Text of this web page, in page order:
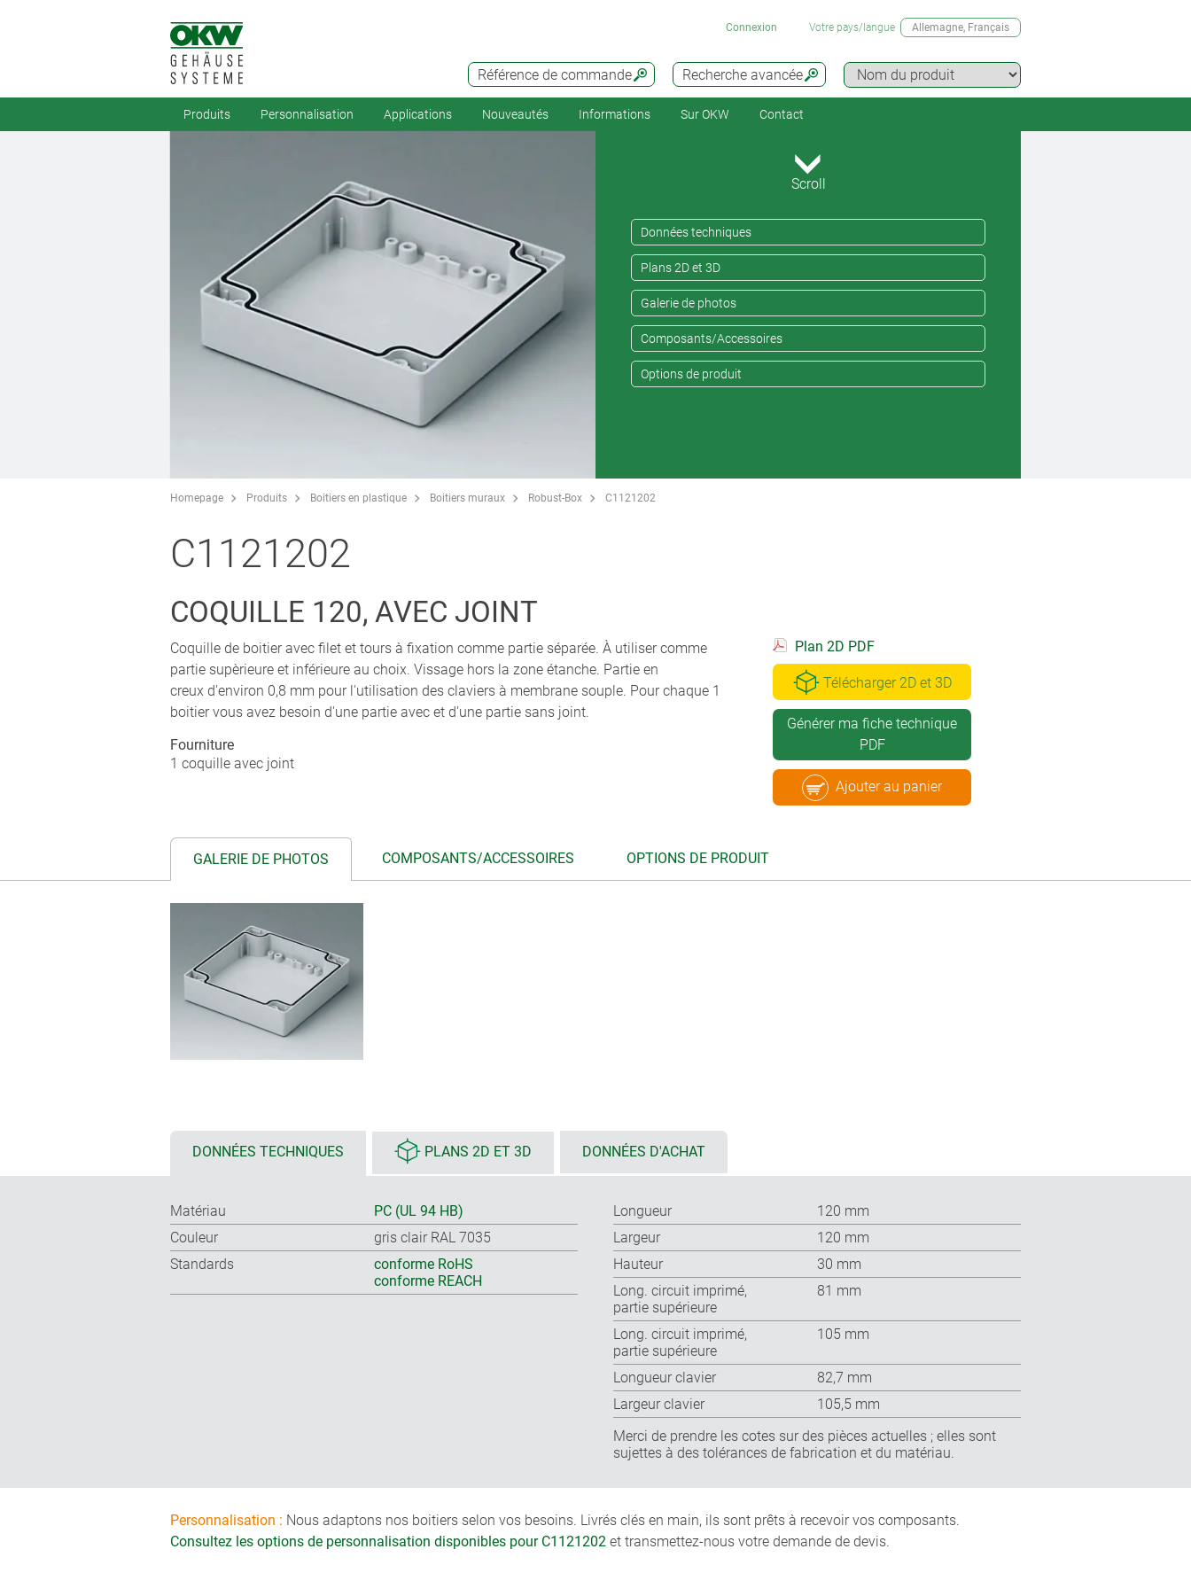
Recherche avancée
Référence de commande
Connexion Votre pays/langue Allemagne, Français
Produits Personnalisation Applications Nouveautés Informations Sur OKW Contact
Scroll
Données techniques
Plans 2D et 3D
Galerie de photos
Composants/Accessoires
Options de produit
Homepage Produits Boitiers en plastique Boitiers muraux Robust-Box C1121202
C1121202
COQUILLE 120, AVEC JOINT
Coquille de boitier avec filet et tours à fixation comme partie séparée. À utiliser comme
partie supèrieure et inférieure au choix. Vissage hors la zone étanche. Partie en
creux d'environ 0,8 mm pour l'utilisation des claviers à membrane souple. Pour chaque 1
boitier vous avez besoin d'une partie avec et d'une partie sans joint.
Fourniture
1 coquille avec joint
Plan 2D PDF
Télécharger 2D et 3D
Générer ma fiche technique
PDF
Ajouter au panier
GALERIE DE PHOTOS COMPOSANTS/ACCESSOIRES OPTIONS DE PRODUIT
DONNÉES TECHNIQUES PLANS 2D ET 3D DONNÉES D'ACHAT
Matériau
PC (UL 94 HB)
Couleur
gris clair RAL 7035
Standards
conforme RoHS
conforme REACH
Longueur
120 mm
Largeur
120 mm
Hauteur
30 mm
Long. circuit imprimé,
partie supérieure
81 mm
Long. circuit imprimé,
partie supérieure
105 mm
Longueur clavier
82,7 mm
Largeur clavier
105,5 mm
Merci de prendre les cotes sur des pièces actuelles ; elles sont
sujettes à des tolérances de fabrication et du matériau.
Personnalisation : Nous adaptons nos boitiers selon vos besoins. Livrés clés en main, ils sont prêts à recevoir vos composants.
Consultez les options de personnalisation disponibles pour C1121202 et transmettez-nous votre demande de devis.